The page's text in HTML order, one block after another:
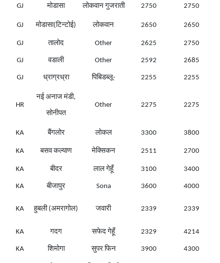
GJ मोडासा लोकवान गुजराती 2750 2750
GJ मोडासा(टिन्टोई) लोकवान 2650 2650
GJ तालोद Other 2625 2750
GJ वडाली Other 2592 2685
GJ ध्राग्रध्रा पिबिडब्लू- 2255 2255
HR
नई अनाज मंडी,
सोनीपत
Other 2275 2275
KA बैंगलोर लोकल 3300 3800
KA बसव कल्याण मेक्सिकन 2511 2700
KA बीदर लाल गेहूँ 3100 3400
KA बीजापुर Sona 3600 4000
KA हुबली (अमरागोल) जवारी 2339 2339
KA गदग सफेद गेहूँ 2329 4214
KA शिमोगा सुपर फिन 3900 4300